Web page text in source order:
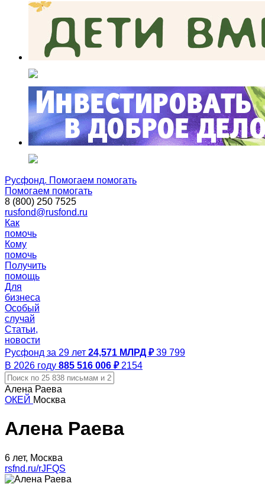
Русфонд. Помогаем помогать
Помогаем помогать
8 (800) 250 7525
rusfond@rusfond.ru
Как
помочь
Кому
помочь
Получить
помощь
Для
бизнеса
Особый
случай
Статьи,
новости
Русфонд за 29 лет 24,571 МЛРД ₽ 39 799
В 2026 году 885 516 006 ₽ 2154
Алена Раева
ОКЕЙ Москва
Алена Раева
6 лет, Москва
rsfnd.ru/rJFQS